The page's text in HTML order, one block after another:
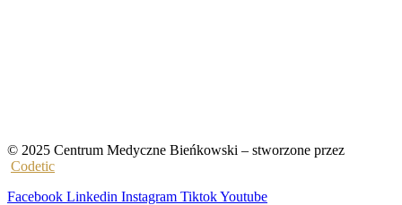
© 2025 Centrum Medyczne Bieńkowski – stworzone przez
Codetic
Facebook Linkedin Instagram TiktokYoutube